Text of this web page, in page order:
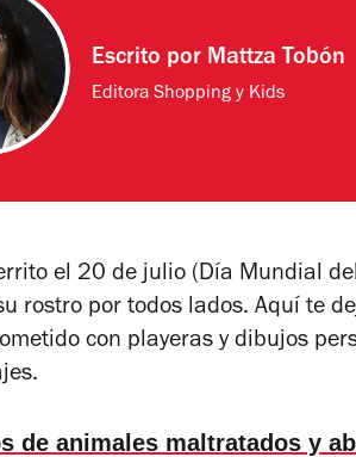
Escrito por Mattza Tobón
Editora Shopping y Kids
el 20 de julio (Día Mundial
rostro por todos lados. Aquí te
con playeras y dibujos
de animales maltratados y